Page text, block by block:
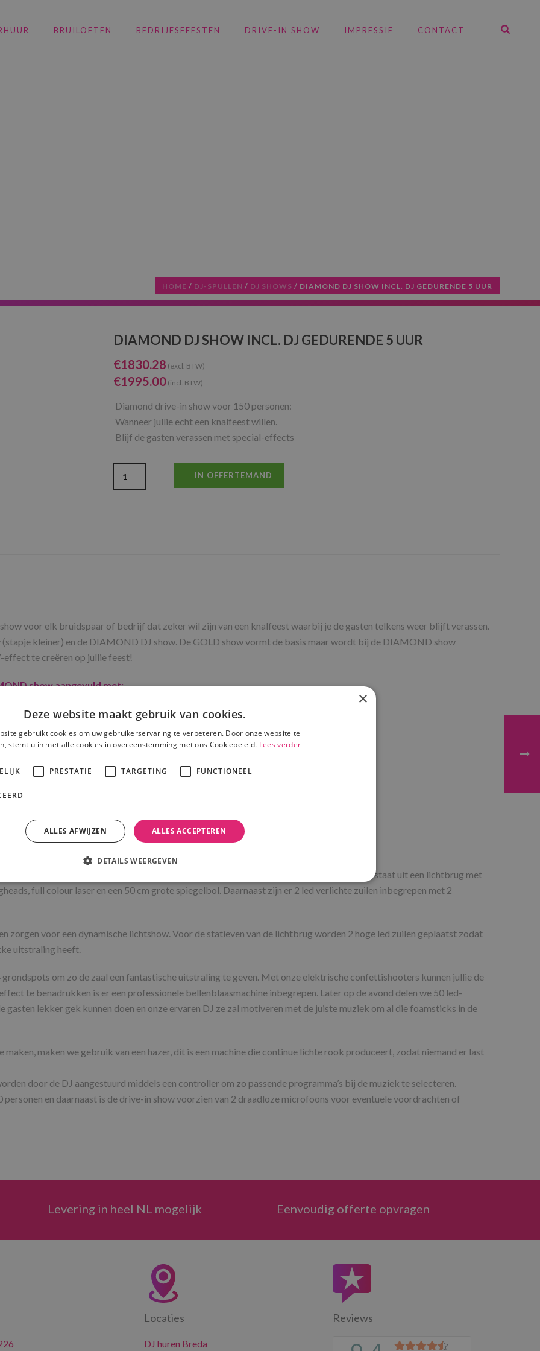
BRUILOFTEN BEDRIJFSFEESTEN DRIVE-IN SHOW IMPRESSIE CONTACT
HOME / DJ-SPULLEN / DJ SHOWS / DIAMOND DJ SHOW INCL. DJ GEDURENDE 5 UUR
DIAMOND DJ SHOW INCL. DJ GEDURENDE 5 UUR
€1830.28 (excl. BTW)
€1995.00(incl. BTW)
Diamond drive-in show voor 150 personen:
Wanneer jullie echt een knalfeest willen.
Blijf de gasten verassen met special-effects
IN OFFERTEMAND
voor elk bruidspaar of bedrijf dat zeker wil zijn van een knalfeest waarbij je de gasten telkens weer blijft verassen.
kleiner) en de DIAMOND DJ show. De GOLD show vormt de basis maar wordt bij de DIAMOND show
te creëren op jullie feest!
show aangevuld met:
shows. Deze bestaat uit een modern verlicht LED DJ meubel met DJ set. De lichtshow bestaat uit een lichtbrug met
full colour laser en een 50 cm grote spiegelbol. Daarnaast zijn er 2 led verlichte zuilen inbegrepen met 2
zorgen voor een dynamische lichtshow. Voor de statieven van de lichtbrug worden 2 hoge led zuilen geplaatst zodat
uitstraling heeft.
grondspots om zo de zaal een fantastische uitstraling te geven. Met onze elektrische confettishooters kunnen jullie de
te benadrukken is er een professionele bellenblaasmachine inbegrepen. Later op de avond delen we 50 led-
lekker gek kunnen doen en onze ervaren DJ ze zal motiveren met de juiste muziek om al die foamsticks in de
maken we gebruik van een hazer, dit is een machine die continue lichte rook produceert, zodat niemand er last
door de DJ aangestuurd middels een controller om zo passende programma’s bij de muziek te selecteren.
en daarnaast is de drive-in show voorzien van 2 draadloze microfoons voor eventuele voordrachten of
Levering in heel NL mogelijk Eenvoudig offerte opvragen
Locaties
DJ huren Breda
Reviews
×
Deze website maakt gebruik van cookies.
gebruikt cookies om uw gebruikerservaring te verbeteren. Door onze website te
stemt u in met alle cookies in overeenstemming met ons Cookiebeleid. Lees verder
PRESTATIE TARGETING FUNCTIONEEL
ALLES ACCEPTEREN
ALLES AFWIJZEN
DETAILS WEERGEVEN